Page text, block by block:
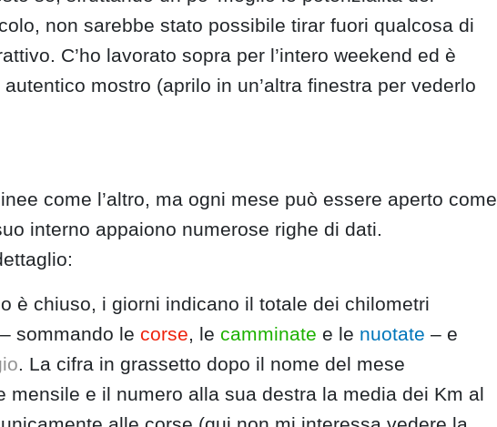
non sarebbe stato possibile tirar fuori qualcosa di
C’ho lavorato sopra per l’intero weekend ed è
mostro (aprilo in un’altra finestra per vederlo
come l’altro, ma ogni mese può essere aperto come
interno appaiono numerose righe di dati.
è chiuso, i giorni indicano il totale dei chilometri
sommando le corse, le camminate e le nuotate – e
. La cifra in grassetto dopo il nome del mese
mensile e il numero alla sua destra la media dei Km al